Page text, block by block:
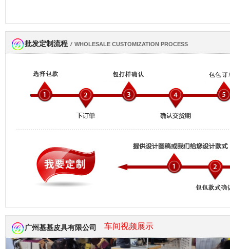
网商会会员
市商会会员单位
批发定制流程 / WHOLESALE CUSTOMIZATION PROCESS
广州基基皮具有限公司 车间视频展示